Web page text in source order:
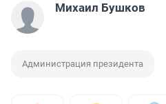
Михаил Бушков
Администрация президента